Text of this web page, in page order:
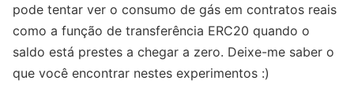
pode tentar ver o consumo de gás em contratos reais
como a função de transferência ERC20 quando o
saldo está prestes a chegar a zero. Deixe-me saber o
que você encontrar nestes experimentos :)